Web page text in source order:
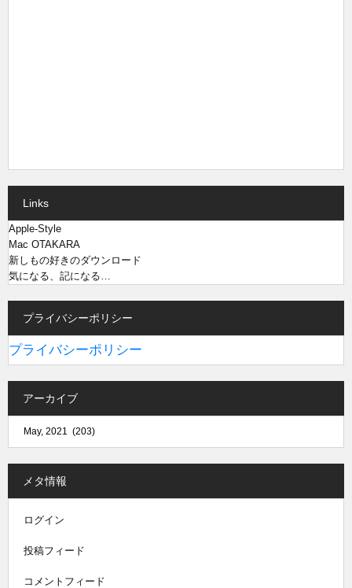
Links
Apple-Style
Mac OTAKARA
新しもの好きのダウンロード
気になる、記になる…
プライバシーポリシー
プライバシーポリシー
アーカイブ
メタ情報
ログイン
投稿フィード
コメントフィード